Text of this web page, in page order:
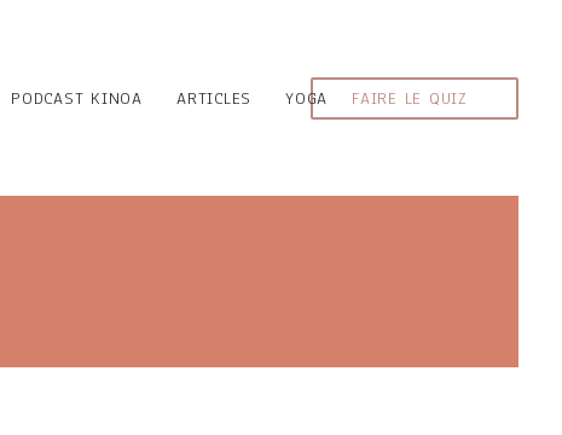
FAIRE LE QUIZ
PODCAST KINOA ARTICLES YOGA